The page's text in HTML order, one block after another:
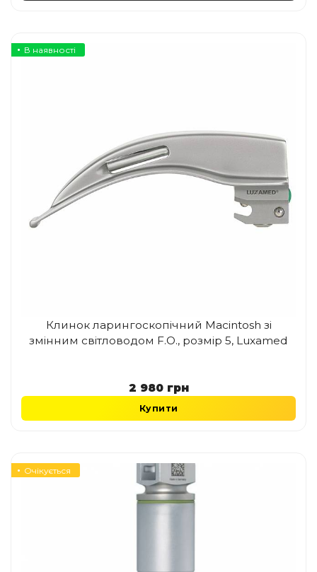
В наявності
Клинок ларингоскопічний Macintosh зі
змінним світловодом F.O., розмір 5, Luxamed
2 980 грн
Купити
Очікується